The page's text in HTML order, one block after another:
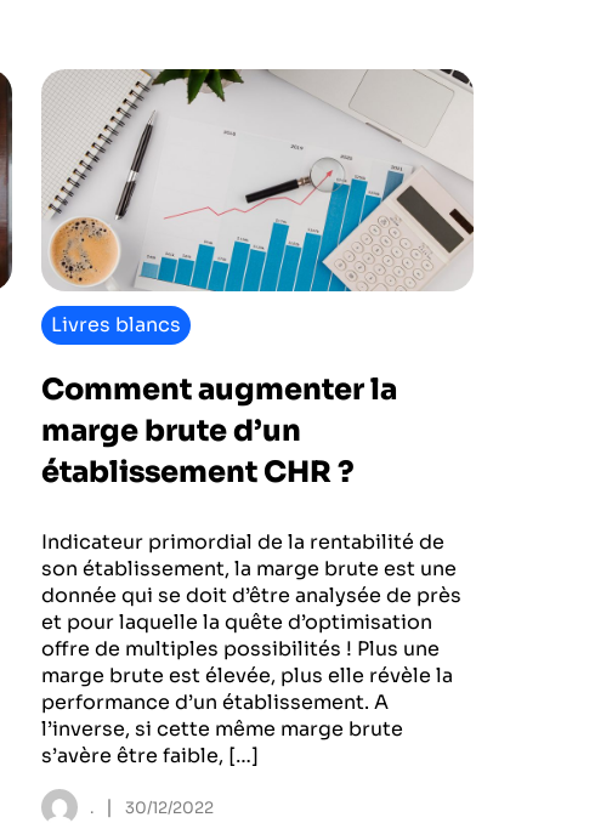
Livres blancs
Comment augmenter la
marge brute d’un
établissement CHR ?
Indicateur primordial de la rentabilité de
son établissement, la marge brute est une
donnée qui se doit d’être analysée de près
et pour laquelle la quête d’optimisation
offre de multiples possibilités ! Plus une
marge brute est élevée, plus elle révèle la
performance d’un établissement. A
l’inverse, si cette même marge brute
s’avère être faible, […]
. | 30/12/2022